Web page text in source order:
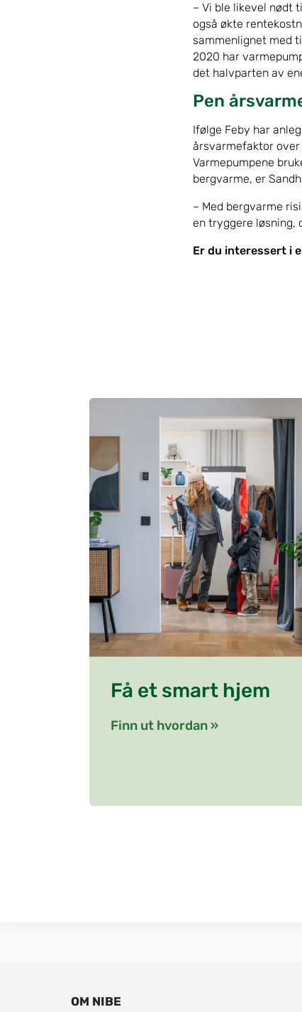
– Vi ble likevel nødt
også økte
sammenlignet med
2020 har
det halvparten av
Pen
Ifølge Feby har
årsvarmefaktor over
Varmepumpene
bergvarme, er
– Med bergvarme
en tryggere løsning,
Er du interessert i
Få et smart hjem
Finn ut hvordan »
OM NIBE